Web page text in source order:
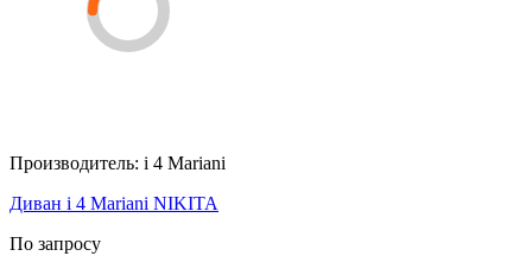
Производитель: i 4 Mariani
Диван i 4 Mariani NIKITA
По запросу